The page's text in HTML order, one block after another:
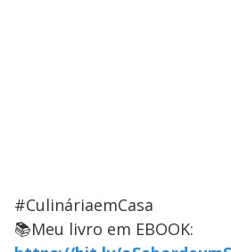
#CulináriaemCasa
📚Meu livro em EBOOK: